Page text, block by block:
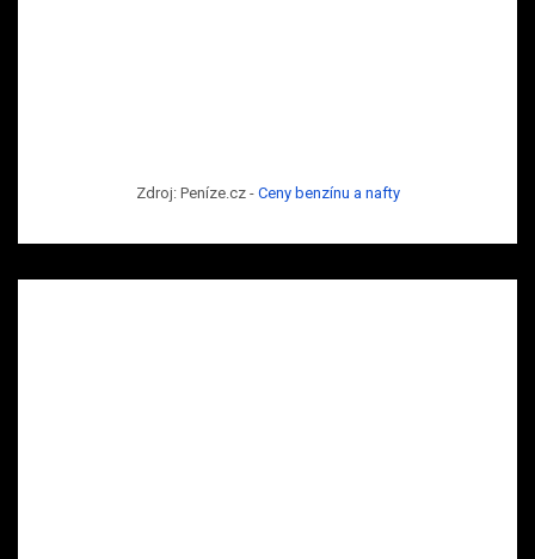
Zdroj: Peníze.cz - Ceny benzínu a nafty